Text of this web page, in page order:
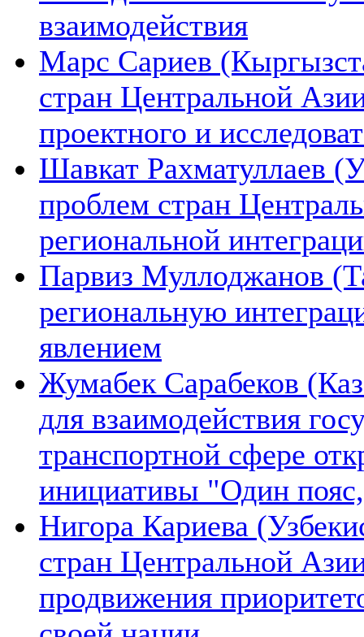
взаимодействия
Марс Сариев
стран Центральной
проектного и
Шавкат Рахматуллаев
проблем стран
региональной
Парвиз Муллоджанов
региональную
явлением
Жумабек Сарабеков
для взаимодействия
транспортной сфере
инициативы "Один
Нигора Кариева
стран Центральной
продвижения